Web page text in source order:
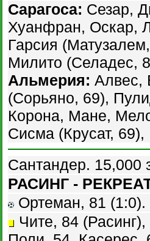
Сарагоса: Сезар,
Хуанфран, Оскар,
Гарсия
Милито (Селадес,
Альмерия: Алвес,
(Сорьяно, 69),
Корона, Мане,
Сисма (Крусат, 69),
Сантандер. 15,000
РАСИНГ -
Ортеман, 81
Чите, 84